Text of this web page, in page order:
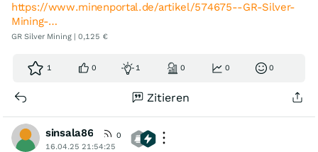
https://www.minenportal.de/artikel/574675--GR-Silver-
Mining-…
GR Silver Mining | 0,125 €
1 0 1 0 0 0
Zitieren
sinsala86
0
16.04.25 21:54:25